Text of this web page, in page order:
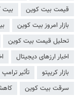
قیمت بیت کوین
بازار امروز بیت کوین
تحلیل قیمت بیت کوین
اخبار ارزهای دیجیتال
بازار کریپتو
تأثیر ترامپ
سرقت بیت کوین